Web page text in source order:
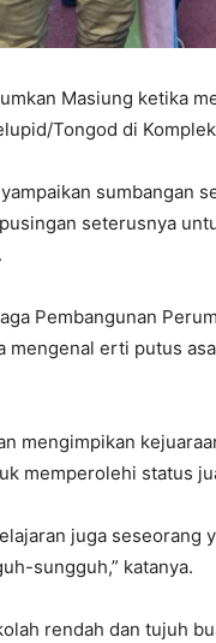
Masiung ketika
Tongod di
sumbangan
seterusnya
Pembangunan
mengenal erti putus
mengimpikan
memperolehi status
juga
sungguh,” katanya.
rendah dan tujuh